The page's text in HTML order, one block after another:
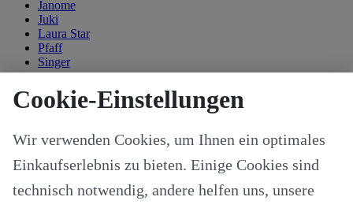
Janome
Juki
Laura Star
Pfaff
Singer
Kategorien
Nähzubehör
Ersatzteile
Stricken und Häkeln
Schneideplotter und Zubehör
Cookie-Einstellungen
Wir verwenden Cookies, um Ihnen ein optimales
Einkaufserlebnis zu bieten. Einige Cookies sind
technisch notwendig, andere helfen uns, unsere